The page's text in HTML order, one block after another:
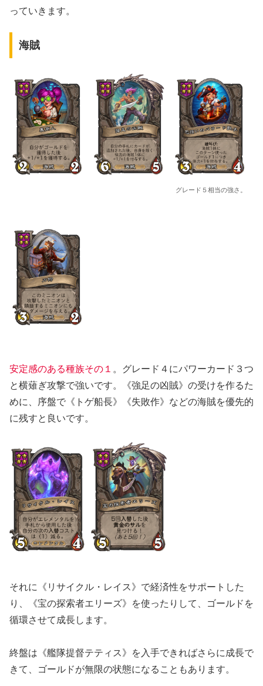
っていきます。
海賊
グレード５相当の強さ。
安定感のある種族その１ 。グレード４にパワーカード３つ
と横薙ぎ攻撃で強いです。《強足の凶賊》の受けを作るた
めに、序盤で《トゲ船長》《失敗作》などの海賊を優先的
に残すと良いです。
それに《リサイクル・レイス》で経済性をサポートした
り、《宝の探索者エリーズ》を使ったりして、ゴールドを
循環させて成長します。
終盤は《艦隊提督テティス》を入手できればさらに成長で
きて、ゴールドが無限の状態になることもあります。